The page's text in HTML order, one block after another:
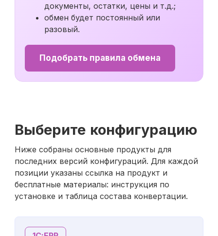
документы, остатки, цены и т.д.;
обмен будет постоянный или
разовый.
Подобрать правила обмена
Выберите конфигурацию
Ниже собраны основные продукты для
последних версий конфигураций. Для каждой
позиции указаны ссылка на продукт и
бесплатные материалы: инструкция по
установке и таблица состава конвертации.